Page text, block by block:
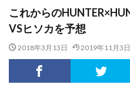
これからの
VSヒソカを予想
2018年3月13日 2019年11月3日